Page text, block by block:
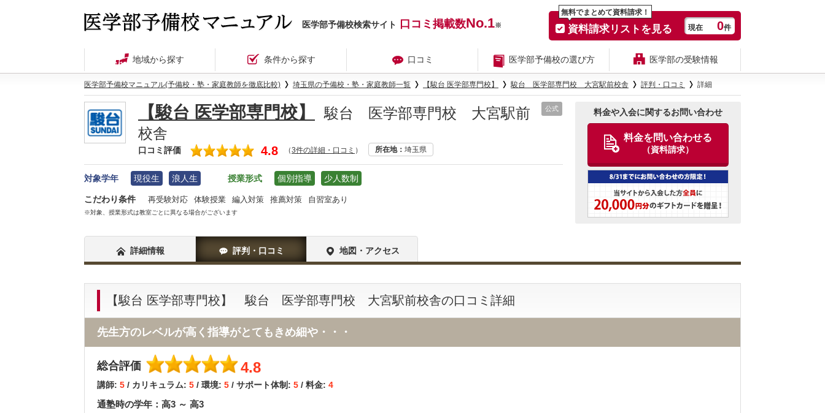
医学部予備校検索サイト 口コミ掲載数No.1※
無料でまとめて資料請求！
資料請求リストを見る 現在 0件
地域から探す 条件から探す 口コミ 医学部予備校の選び方 医学部の受験情報
医学部予備校マニュアル(予備校・塾・家庭教師を徹底比較) 埼玉県の予備校・塾・家庭教師一覧 【駿台 医学部専門校】 駿台 医学部専門校 大宮駅前校舎 評判・口コミ 詳細
【駿台 医学部専門校】
駿台 医学部専門校 大宮駅前
校舎
口コミ評価 4.8 （3件の詳細・口コミ ） 所在地 埼玉県
公式
対象学年 現役生 浪人生 授業形式 個別指導 少人数制
こだわり条件 再受験対応 体験授業 編入対策 推薦対策 自習室あり
※対象、授業形式は教室ごとに異なる場合がございます
料金や入会に関するお問い合わせ
料金を問い合わせる
（資料請求）
詳細情報 評判・口コミ 地図・アクセス
【駿台 医学部専門校】 駿台 医学部専門校 大宮駅前校舎の口コミ詳細
先生方のレベルが高く指導がとてもきめ細や・・・
総合評価 4.8
講師: 5 / カリキュラム: 5 / 環境: 5 / サポート体制: 5 / 料金: 4
通塾時の学年：高3 ～ 高3